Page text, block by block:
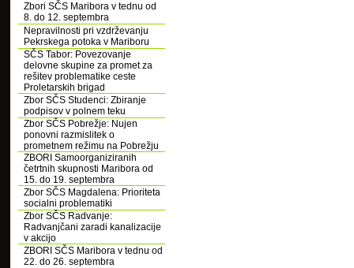
Zbori SČS Maribora v tednu od
8. do 12. septembra
Nepravilnosti pri vzdrževanju
Pekrskega potoka v Mariboru
SČS Tabor: Povezovanje
delovne skupine za promet za
rešitev problematike ceste
Proletarskih brigad
Zbor SČS Studenci: Zbiranje
podpisov v polnem teku
Zbor SČS Pobrežje: Nujen
ponovni razmislitek o
prometnem režimu na Pobrežju
ZBORI Samoorganiziranih
četrtnih skupnosti Maribora od
15. do 19. septembra
Zbor SČS Magdalena: Prioriteta
socialni problematiki
Zbor SČS Radvanje:
Radvanjčani zaradi kanalizacije
v akcijo
ZBORI SČS Maribora v tednu od
22. do 26. septembra